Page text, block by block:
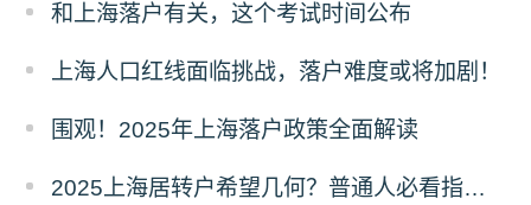
和上海落户有关，这个考试时间公布
上海人口红线面临挑战，落户难度或将加剧！
围观！2025年上海落户政策全面解读
2025上海居转户希望几何？普通人必看指南！